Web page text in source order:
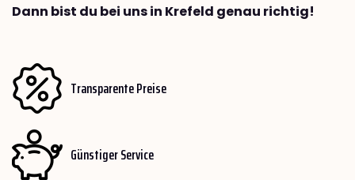
Dann bist du bei uns in Krefeld genau richtig!
Transparente Preise
Günstiger Service